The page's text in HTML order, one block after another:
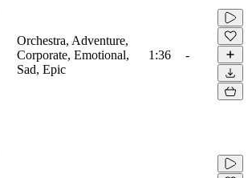
Orchestra, Adventure,
Corporate, Emotional,
Sad, Epic
1:36 -